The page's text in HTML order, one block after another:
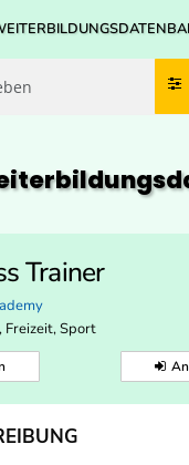
Zum
Zum
Zur
Zur
Trainer
Freizeit, Sport